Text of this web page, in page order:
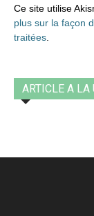
Ce site utilise
plus sur la façon
traitées
ARTICLE A LA